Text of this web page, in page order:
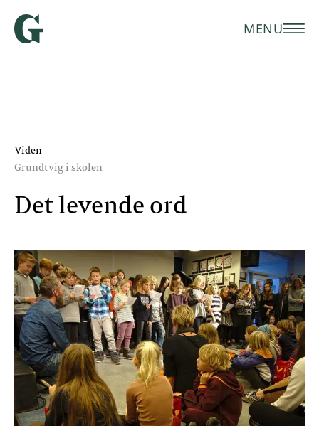
MENU
Viden
Grundtvig i skolen
Det levende ord